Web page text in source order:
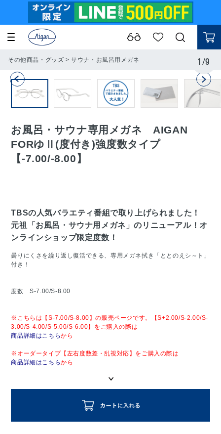
その他商品・グッズ >サウナ・お風呂用メガネ 1/9
お風呂・サウナ専用メガネ AIGAN
FORゆⅡ(度付き)強度数タイプ
【-7.00/-8.00】
TBSの人気バラエティ番組で取り上げられました！
元祖「お風呂・サウナ用メガネ」のリニューアル！オ
ンラインショップ限定度数！
曇りにくさを繰り返し復活できる、専用メガネ拭き「ととのえシ～ト」
付き！
度数 S-7.00/S-8.00
※こちらは【S-7.00/S-8.00】の販売ページです。【S+2.00/S-2.00/S-
3.00/S-4.00/S-5.00/S-6.00】をご購入の際は
商品詳細はこちらから
※オーダータイプ【左右度数差・乱視対応】をご購入の際は
商品詳細はこちらから